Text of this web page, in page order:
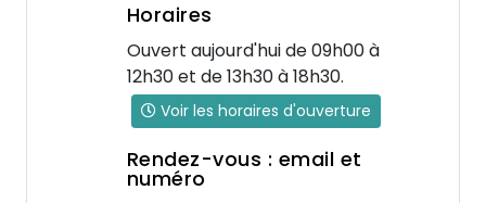
Horaires
Ouvert aujourd'hui de 09h00 à
12h30 et de 13h30 à 18h30.
Voir les horaires d'ouverture
Rendez-vous : email et
numéro